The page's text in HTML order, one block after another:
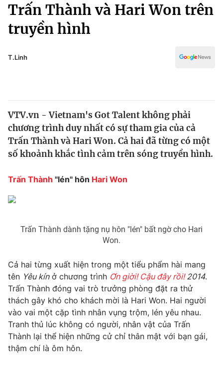
Chính trị
Xã hội
Pháp luật
Thế giới
Tin tức
Thế giới đó đây
Câu chuyện quốc tế
Kinh tế
Dữ liệu và đời sống
Truyền hình
Phim VTV
Nhân vật
Khán giả
Giải sao mai
Giải trí
Âm nhạc
Sao
Đời sống
Du lịch
Làm đẹp
Chất lượng cuộc sống
Giáo dục
Tuyển sinh
Học trực tuyến
Công nghệ
Hitech Công nghệ tương lai
Giao lưu trực tuyến
Truyền hình
Văn hóa - Giải trí
Y tế
Trấn Thành và Hari Won trên
truyền hình
T.Linh
VTV.vn - Vietnam's Got Talent không phải
chương trình duy nhất có sự tham gia của cả
Trấn Thành và Hari Won. Cả hai đã từng có một
số khoảnh khắc tình cảm trên sóng truyền hình.
Trấn Thành "lén" hôn Hari Won
Trấn Thành dành tặng nụ hôn "lén" bất ngờ cho Hari
Won.
Cả hai từng xuất hiện trong một tiểu phẩm hài mang
tên Yêu kínở chương trình Ơn giời! Cậu đây rồi!2014.
Trấn Thành đóng vai trò trưởng phòng đặt ra thử
thách gây khó cho khách mời là Hari Won. Hai người
vào vai một cặp tình nhân vụng trộm, lén yêu nhau.
Tranh thủ lúc không có người, nhân vật của Trấn
Thành lại thể hiện những cử chỉ thân mật với bạn gái,
thậm chí là ôm hôn.